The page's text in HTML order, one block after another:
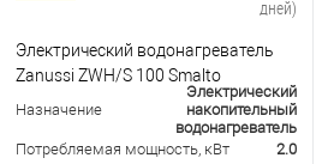
дней)
Электрический водонагреватель
Zanussi ZWH/S 100 Smalto
Назначение
Электрический
накопительный
водонагреватель
Потребляемая мощность, кВт
2.0